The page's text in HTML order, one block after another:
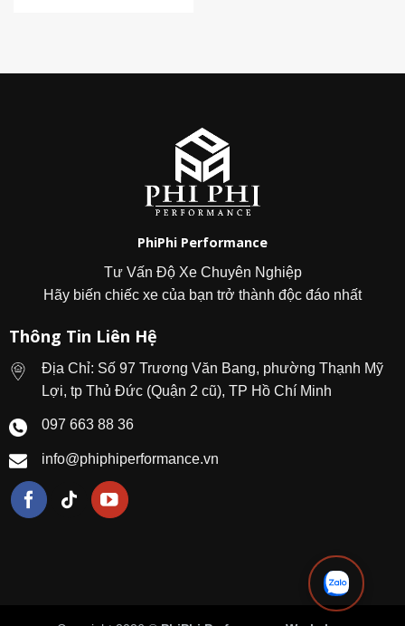
PhiPhi Performance
Tư Vấn Độ Xe Chuyên Nghiệp
Hãy biến chiếc xe của bạn trở thành độc đáo nhất
Thông Tin Liên Hệ
Địa Chỉ: Số 97 Trương Văn Bang, phường Thạnh Mỹ
Lợi, tp Thủ Đức (Quận 2 cũ), TP Hồ Chí Minh
097 663 88 36
info@phiphiperformance.vn